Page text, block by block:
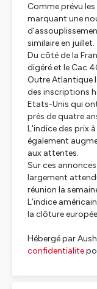
Comme prévu
marquant une
similaire en juillet.
Du côté de la
digéré et le Cac
Outre Atlantique
des inscriptions
Etats-Unis qui
près de quatre
L'indice des prix
également
aux attentes.
Sur ces
largement
réunion la
L’indice
la clôture
Hébergé par
confidentialite